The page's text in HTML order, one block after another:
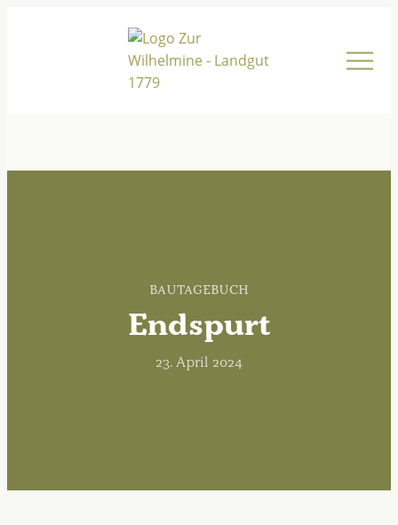
Bautagebuch
Endspurt
23. April 2024